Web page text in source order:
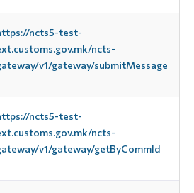
ncts5-test-
ncts-
v1/gateway/submitMessage
ncts5-test-
ncts-
v1/gateway/getByCommId